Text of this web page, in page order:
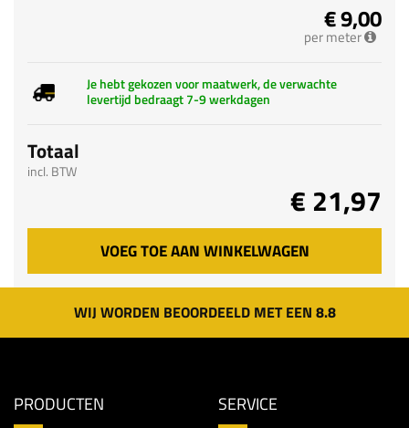
€ 9,00
per meter
Je hebt gekozen voor maatwerk, de verwachte
levertijd bedraagt 7-9 werkdagen
Totaal
incl. BTW
€ 21,97
VOEG TOE AAN WINKELWAGEN
WIJ WORDEN BEOORDEELD MET EEN 8.8
PRODUCTEN SERVICE